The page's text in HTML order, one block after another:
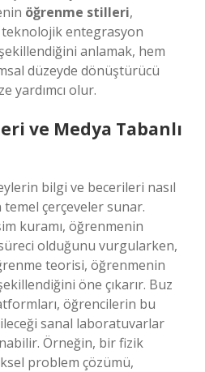
öğrenme stilleri,
entegrasyon
anlamak, hem
düzeyde dönüştürücü
yardımcı olur.
ve Medya Tabanlı
bilgi ve becerileri nasıl
çerçeveler sunar.
kuramı, öğrenmenin
olduğunu vurgularken,
teorisi, öğrenmenin
öne çıkarır. Buz
öğrencilerin bu
sanal laboratuvarlar
Örneğin, bir fizik
problem çözümü,